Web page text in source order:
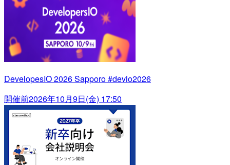
DevelopesIO 2026 Sapporo #devio2026
開催前2026年10月9日(金) 17:50